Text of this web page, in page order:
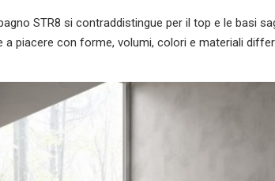
STR8 si contraddistingue per il top e le basi
a piacere con forme, volumi, colori e materiali